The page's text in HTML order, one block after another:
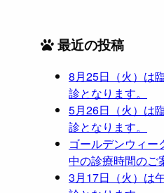
最近の投稿
8月25日（火）は
診となります。
5月26日（火）は
診となります。
ゴールデンウィー
中の診療時間のご
3月17日（火）は